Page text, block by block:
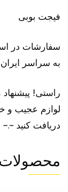
فیجت بوبی
سفارشات در
به سراسر
راستی!
لوازم عجیب و
دریافت کنید ~.~